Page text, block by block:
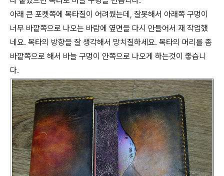
아래 큰 포켓쪽에 목타질이 어려웠는데, 잘못해서 아래쪽 구멍이
너무 바깥쪽으로 나오는 바람에 옆면을 다시 만들어서 재 작업했
네요. 목타의 방향을 잘 생각해서 망치질하세요. 목타의 머리를 좀
바깥쪽으로 해서 바늘 구멍이 안쪽으로 나오게 하는것이 좋습니
다.